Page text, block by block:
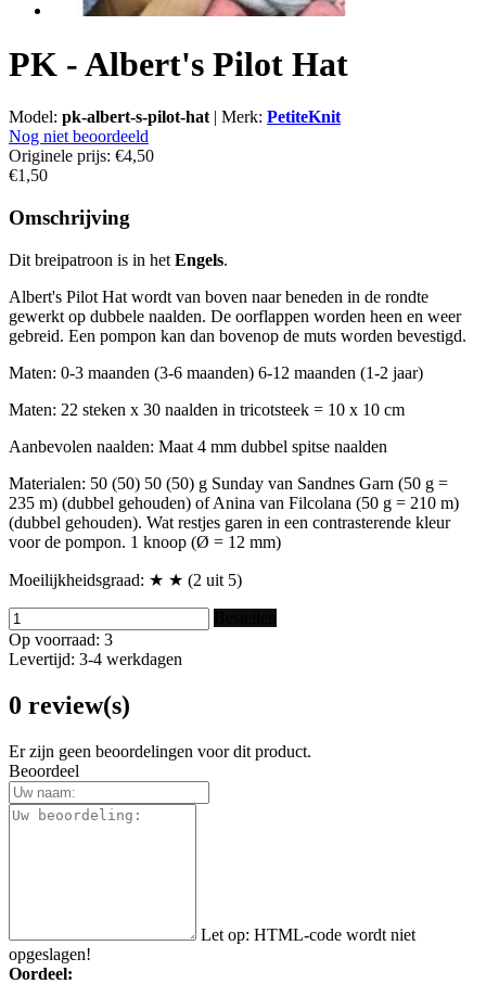
PK - Albert's Pilot Hat
Model: pk-albert-s-pilot-hat | Merk: PetiteKnit
Nog niet beoordeeld
Originele prijs: €4,50
€1,50
Omschrijving
Dit breipatroon is in het Engels.
Albert's Pilot Hat wordt van boven naar beneden in de rondte
gewerkt op dubbele naalden. De oorflappen worden heen en weer
gebreid. Een pompon kan dan bovenop de muts worden bevestigd.
Maten: 0-3 maanden (3-6 maanden) 6-12 maanden (1-2 jaar)
Maten: 22 steken x 30 naalden in tricotsteek = 10 x 10 cm
Aanbevolen naalden: Maat 4 mm dubbel spitse naalden
Materialen: 50 (50) 50 (50) g Sunday van Sandnes Garn (50 g =
235 m) (dubbel gehouden) of Anina van Filcolana (50 g = 210 m)
(dubbel gehouden). Wat restjes garen in een contrasterende kleur
voor de pompon. 1 knoop (Ø = 12 mm)
Moeilijkheidsgraad: ★ ★ (2 uit 5)
Op voorraad: 3
Levertijd: 3-4 werkdagen
0 review(s)
Er zijn geen beoordelingen voor dit product.
Beoordeel
Let op: HTML-code wordt niet
opgeslagen!
Oordeel: